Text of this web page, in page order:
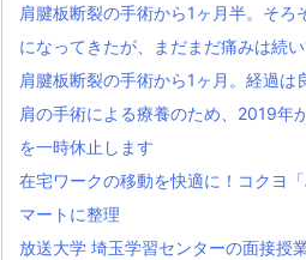
肩腱板断裂の手術から1ヶ月半。そろ
になってきたが、まだまだ痛みは続
肩腱板断裂の手術から1ヶ月。経過
肩の手術による療養のため、2019年
を一時休止します
在宅ワークの移動を快適に！コクヨ
マートに整理
放送大学 埼玉学習センターの面接授